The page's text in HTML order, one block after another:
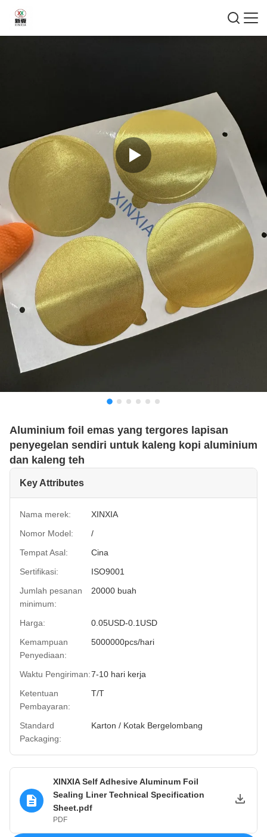
Aluminium foil emas yang tergores lapisan
penyegelan sendiri untuk kaleng kopi aluminium
dan kaleng teh
Key Attributes
Nama merek:
XINXIA
Nomor Model:
/
Tempat Asal:
Cina
Sertifikasi:
ISO9001
Jumlah pesanan
minimum:
20000 buah
Harga:
0.05USD-0.1USD
Kemampuan
Penyediaan:
5000000pcs/hari
Waktu Pengiriman:7-10 hari kerja
Ketentuan
Pembayaran:
T/T
Standard
Packaging:
Karton / Kotak Bergelombang
XINXIA Self Adhesive Aluminum Foil
Sealing Liner Technical Specification
Sheet.pdf
PDF